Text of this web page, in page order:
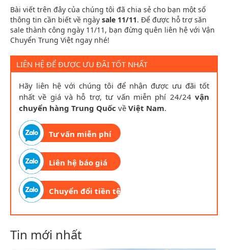
Bài viết trên đây của chúng tôi đã chia sẻ cho bạn một số
thông tin cần biết về ngày sale 11/11. Để được hỗ trợ săn
sale thành công ngày 11/11, bạn đừng quên liên hệ với Vận
Chuyển Trung Việt ngay nhé!
LIÊN HỆ ĐỂ ĐƯỢC ƯU ĐÃI TỐT NHẤT
Hãy liên hệ với chúng tôi để nhận được ưu đãi tốt
nhất về giá và hỗ trợ, tư vấn miễn phí 24/24 vận
chuyển hàng Trung Quốc về Việt Nam.
Tư vấn miễn phí
Liên hệ báo giá
Chuyển đổi tiền tệ
Tin mới nhất